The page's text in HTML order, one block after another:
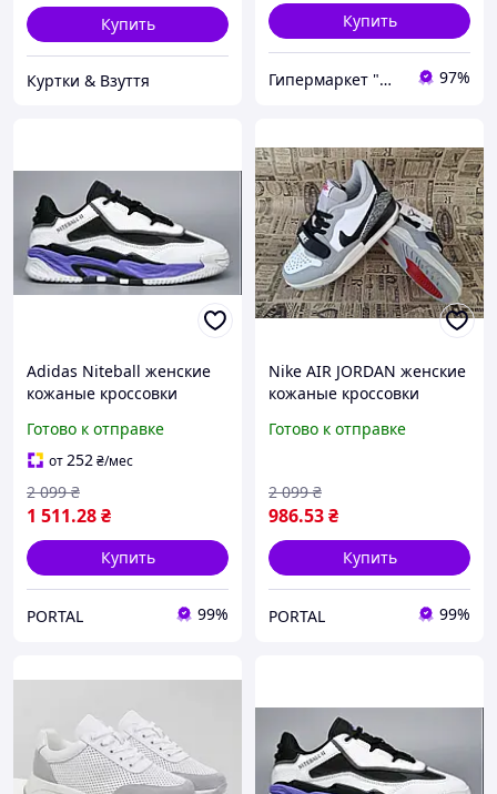
Купить
Куртки & Взуття
Купить
Гипермаркет "Материк" 97%
Adidas Niteball женские
кожаные кроссовки
Готово к отправке
от252₴/мес
1 511.28₴
2 099 ₴
Купить
PORTAL 99%
Nike AIR JORDAN женские
кожаные кроссовки
Готово к отправке
986.53₴
2 099 ₴
Купить
PORTAL 99%